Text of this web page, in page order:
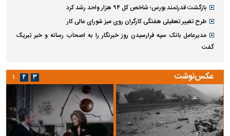
بازگشت قدرتمند بورس؛ شاخص کل ۹۴ هزار واحد رشد کرد
طرح تغییر تعطیلی هفتگی کارگران روی میز شورای عالی کار
مدیرعامل بانک سپه فرارسیدن روز خبرنگار را به اصحاب رسانه و خبر تبریک
گفت
عکس‌نوشت ۱ ۲ ۳